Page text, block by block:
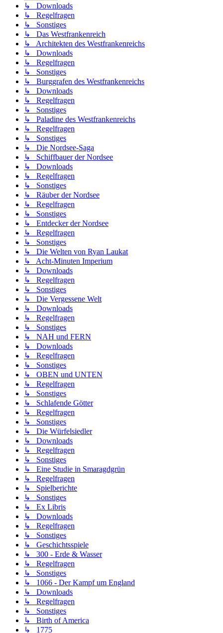
↳ Downloads
↳ Regelfragen
↳ Sonstiges
↳ Das Westfrankenreich
↳ Architekten des Westfrankenreichs
↳ Downloads
↳ Regelfragen
↳ Sonstiges
↳ Burggrafen des Westfrankenreichs
↳ Downloads
↳ Regelfragen
↳ Sonstiges
↳ Paladine des Westfrankenreichs
↳ Regelfragen
↳ Sonstiges
↳ Die Nordsee-Saga
↳ Schiffbauer der Nordsee
↳ Downloads
↳ Regelfragen
↳ Sonstiges
↳ Räuber der Nordsee
↳ Regelfragen
↳ Sonstiges
↳ Entdecker der Nordsee
↳ Regelfragen
↳ Sonstiges
↳ Die Welten von Ryan Laukat
↳ Acht-Minuten Imperium
↳ Downloads
↳ Regelfragen
↳ Sonstiges
↳ Die Vergessene Welt
↳ Downloads
↳ Regelfragen
↳ Sonstiges
↳ NAH und FERN
↳ Downloads
↳ Regelfragen
↳ Sonstiges
↳ OBEN und UNTEN
↳ Regelfragen
↳ Sonstiges
↳ Schlafende Götter
↳ Regelfragen
↳ Sonstiges
↳ Die Würfelsiedler
↳ Downloads
↳ Regelfragen
↳ Sonstiges
↳ Eine Studie in Smaragdgrün
↳ Regelfragen
↳ Spielberichte
↳ Sonstiges
↳ Ex Libris
↳ Downloads
↳ Regelfragen
↳ Sonstiges
↳ Geschichtsspiele
↳ 300 - Erde & Wasser
↳ Regelfragen
↳ Sonstiges
↳ 1066 - Der Kampf um England
↳ Downloads
↳ Regelfragen
↳ Sonstiges
↳ Birth of America
↳ 1775